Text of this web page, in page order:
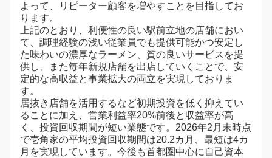
よって、リピーター顧客を増やすことを目指してお
ります。
上記のとおり、利便性の良い駅前立地の店舗におい
て、調理経験の浅い従業員でも提供可能かつ安定し
た味わいの濃厚なラーメン、質の良いサービスを提
供し、また毎年新規店舗を出店していくことで、安
定的な高収益と事業拡大の両立を実現しておりま
す。
居抜き店舗を活用するなど初期投資を低く抑えてい
ることに加え、営業利益率20%前後と収益率が高
く、投資回収期間が短い業態です。2026年2月末時点
で壱角家の平均投資回収期間は20.2カ月、最短は4カ
月を実現しています。今後も首都圏中心に自己資本